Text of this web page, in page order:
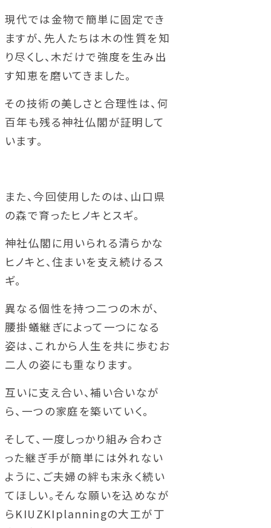
現代では金物で簡単に固定でき
ますが、先人たちは木の性質を知
り尽くし、木だけで強度を生み出
す知恵を磨いてきました。
その技術の美しさと合理性は、何
百年も残る神社仏閣が証明して
います。
また、今回使用したのは、山口県
の森で育ったヒノキとスギ。
神社仏閣に用いられる清らかな
ヒノキと、住まいを支え続けるス
ギ。
異なる個性を持つ二つの木が、
腰掛蟻継ぎによって一つになる
姿は、これから人生を共に歩むお
二人の姿にも重なります。
互いに支え合い、補い合いなが
ら、一つの家庭を築いていく。
そして、一度しっかり組み合わさ
った継ぎ手が簡単には外れない
ように、ご夫婦の絆も末永く続い
てほしい。そんな願いを込めなが
らKIUZKIplanningの大工が丁